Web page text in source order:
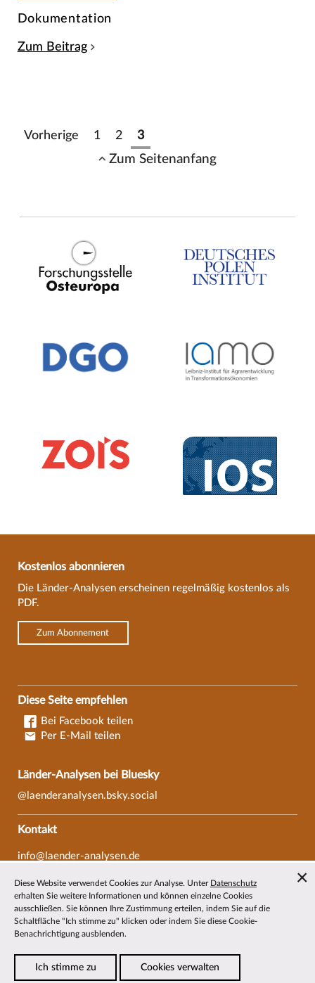
Dokumentation
Zum Beitrag
Vorherige 1 2 3
Zum Seitenanfang
Kostenlos abonnieren
Die Länder-Analysen erscheinen regelmäßig kostenlos als
PDF.
Zum Abonnement
Diese Seite empfehlen
Bei Facebook teilen
Per E-Mail teilen
Länder-Analysen bei Bluesky
@laenderanalysen.bsky.social
Kontakt
info@laender-analysen.de
Fax: 0421/218-69607
Redaktionen
Wissenschaftliche Beiräte
Über die Länder-Analysen
Diese Website verwendet Cookies zur Analyse. Unter Datenschutz
erhalten Sie weitere Informationen und können einzelne Cookies
ausschließen. Sie können Ihre Zustimmung erteilen, indem Sie auf die
Schaltfläche "Ich stimme zu" klicken oder indem Sie diese Cookie-
Benachrichtigung ausblenden.
Ich stimme zu Cookies verwalten